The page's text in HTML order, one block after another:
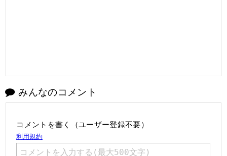
みんなのコメント
コメントを書く（ユーザー登録不要）